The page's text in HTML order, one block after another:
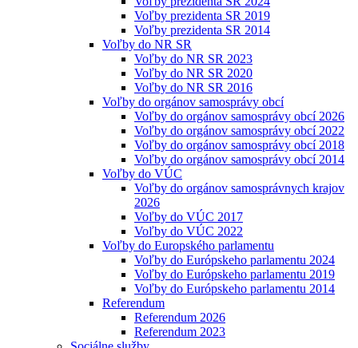
Voľby prezidenta SR 2019
Voľby prezidenta SR 2014
Voľby do NR SR
Voľby do NR SR 2023
Voľby do NR SR 2020
Voľby do NR SR 2016
Voľby do orgánov samosprávy obcí
Voľby do orgánov samosprávy obcí 2026
Voľby do orgánov samosprávy obcí 2022
Voľby do orgánov samosprávy obcí 2018
Voľby do orgánov samosprávy obcí 2014
Voľby do VÚC
Voľby do orgánov samosprávnych krajov
2026
Voľby do VÚC 2017
Voľby do VÚC 2022
Voľby do Europského parlamentu
Voľby do Európskeho parlamentu 2024
Voľby do Európskeho parlamentu 2019
Voľby do Európskeho parlamentu 2014
Referendum
Referendum 2026
Referendum 2023